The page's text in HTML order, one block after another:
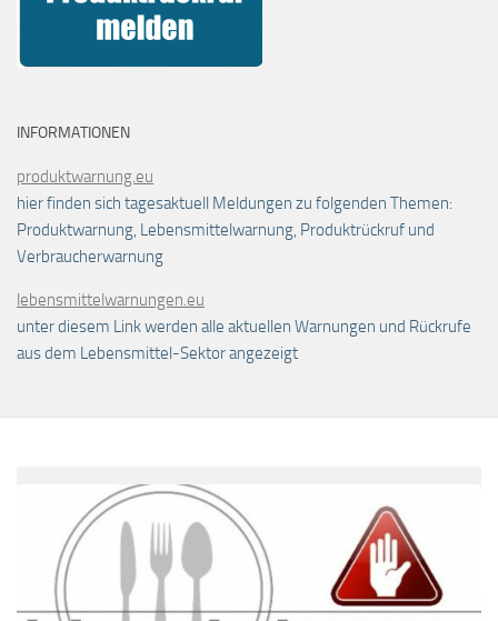
INFORMATIONEN
produktwarnung.eu
hier finden sich tagesaktuell Meldungen zu folgenden Themen:
Produktwarnung, Lebensmittelwarnung, Produktrückruf und
Verbraucherwarnung
lebensmittelwarnungen.eu
unter diesem Link werden alle aktuellen Warnungen und Rückrufe
aus dem Lebensmittel-Sektor angezeigt